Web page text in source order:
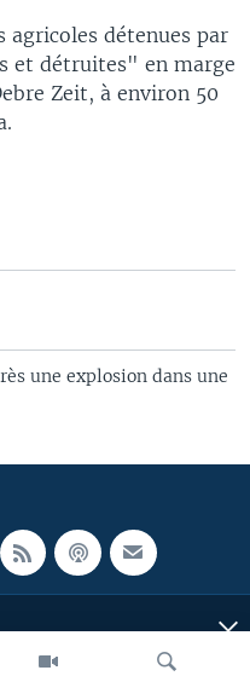
agricoles détenues par
et détruites" en marge
Zeit, à environ 50
une explosion dans une